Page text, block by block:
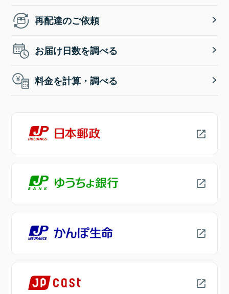
再配達のご依頼
お届け日数を調べる
料金を計算・調べる